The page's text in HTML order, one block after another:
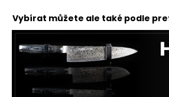
Vybírat můžete ale také podle
u
j
e